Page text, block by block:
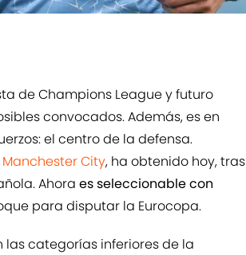
de Champions League y futuro
convocados. Además, es en
el centro de la defensa.
Manchester City, ha obtenido hoy, tras
Ahora es seleccionable con
para disputar la Eurocopa.
las categorías inferiores de la